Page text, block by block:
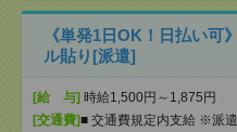
《単発1日OK！日払い可
ル貼り[派遣]
[給 与] 時給1,500円～1,875円
[交通費]■ 交通費規定内支給 ※派